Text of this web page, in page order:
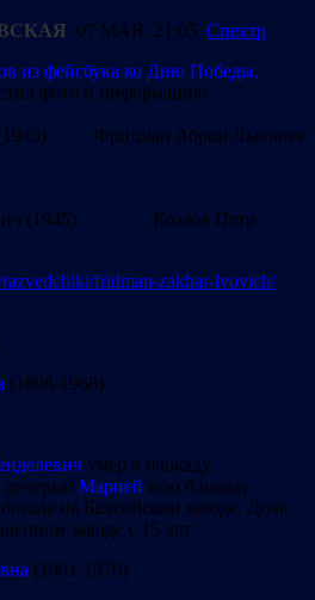
07 МАЯ, 21:05 Спектр
из фейсбука ко Дню Победы.
фото и информацию:
(1945) Фридман Абрам Львович
(1945) Козлов Петр
fridman-zakhar-lvovich/
(1898-1968)
умер в блокаду.
дочерью Марией всю блокаду
на Балтийском заводе. Дочь
заводе с 15 лет.
(1901-1976)